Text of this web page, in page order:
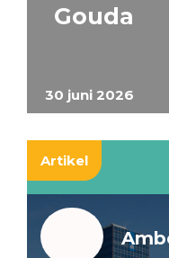
30 juni 2026
Gouda
Artikel